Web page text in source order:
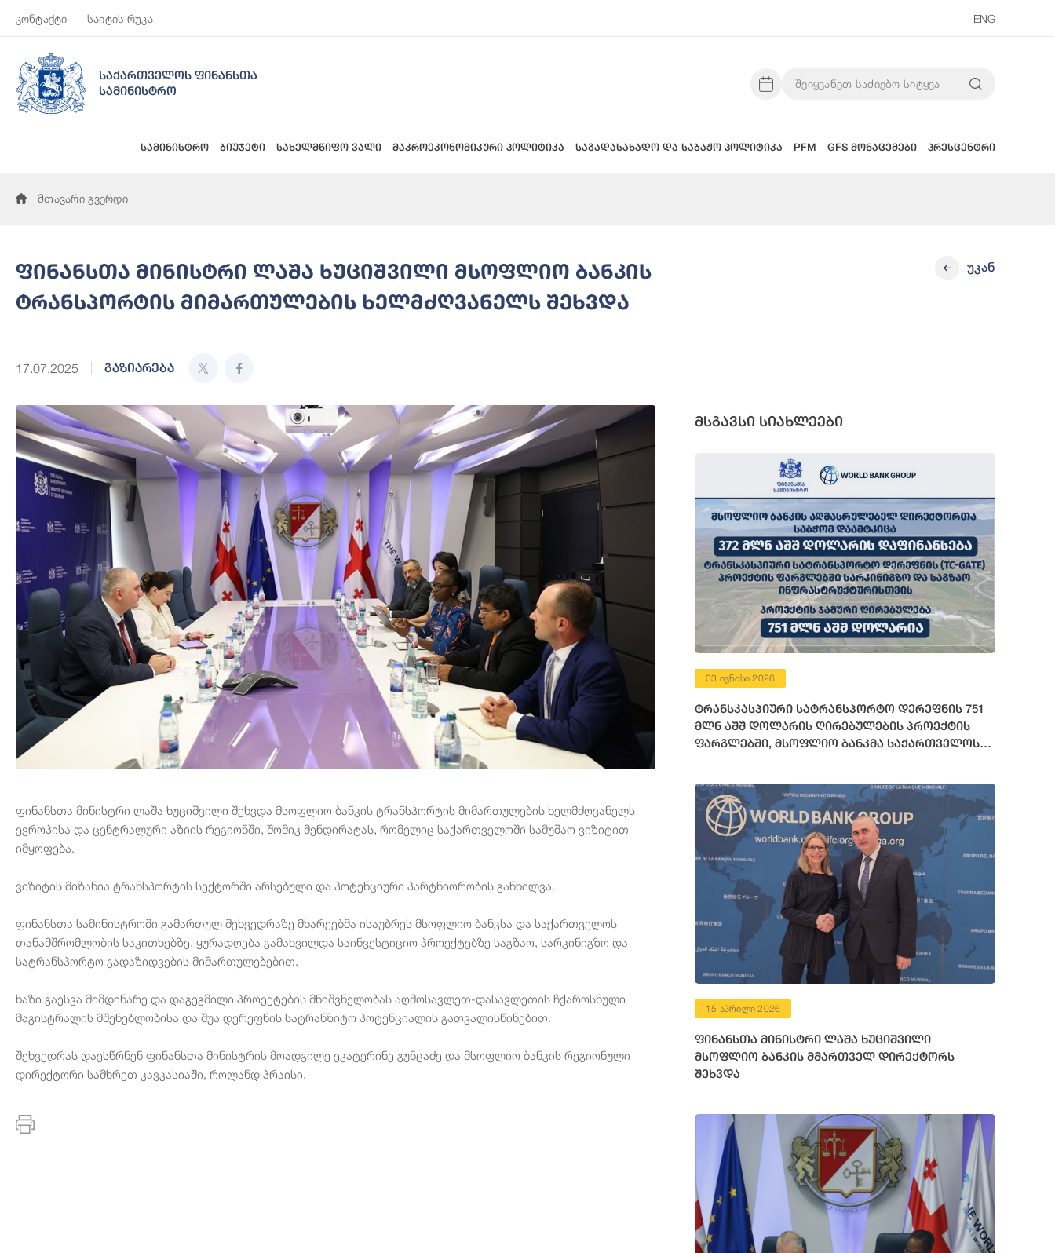
კონტაქტი საიტის რუკა ENG
საქართველოს ფინანსთა
სამინისტრო
სამინისტრო ბიუჯეტი სახელმწიფო ვალი მაკროეკონომიკური პოლიტიკა საგადასახადო და საბაჟო პოლიტიკა PFM GFS მონაცემები პრესცენტრი
მთავარი გვერდი
ფინანსთა მინისტრი ლაშა ხუციშვილი მსოფლიო ბანკის
ტრანსპორტის მიმართულების ხელმძღვანელს შეხვდა
17.07.2025 გაზიარება
უკან
ფინანსთა მინისტრი ლაშა ხუციშვილი შეხვდა მსოფლიო ბანკის ტრანსპორტის მიმართულების ხელმძღვანელს
ევროპისა და ცენტრალური აზიის რეგიონში, შომიკ მენდირატას, რომელიც საქართველოში სამუშაო ვიზიტით
იმყოფება.
ვიზიტის მიზანია ტრანსპორტის სექტორში არსებული და პოტენციური პარტნიორობის განხილვა.
ფინანსთა სამინისტროში გამართულ შეხვედრაზე მხარეებმა ისაუბრეს მსოფლიო ბანკსა და საქართველოს
თანამშრომლობის საკითხებზე. ყურადღება გამახვილდა საინვესტიციო პროექტებზე საგზაო, სარკინიგზო და
სატრანსპორტო გადაზიდვების მიმართულებებით.
ხაზი გაესვა მიმდინარე და დაგეგმილი პროექტების მნიშვნელობას აღმოსავლეთ-დასავლეთის ჩქაროსნული
მაგისტრალის მშენებლობისა და შუა დერეფნის სატრანზიტო პოტენციალის გათვალისწინებით.
შეხვედრას დაესწრნენ ფინანსთა მინისტრის მოადგილე ეკატერინე გუნცაძე და მსოფლიო ბანკის რეგიონული
დირექტორი სამხრეთ კავკასიაში, როლანდ პრაისი.
მსგავსი სიახლეები
03 ივნისი 2026
ტრანსკასპიური სატრანსპორტო დერეფნის 751
მლნ აშშ დოლარის ღირებულების პროექტის
ფარგლებში, მსოფლიო ბანკმა საქართველოს
15 აპრილი 2026
ფინანსთა მინისტრი ლაშა ხუციშვილი
მსოფლიო ბანკის მმართველ დირექტორს
შეხვდა